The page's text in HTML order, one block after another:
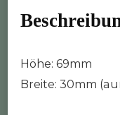
Höhe: 69mm
Breite: 30mm